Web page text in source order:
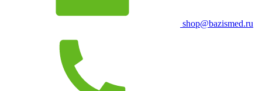
shop@bazismed.ru